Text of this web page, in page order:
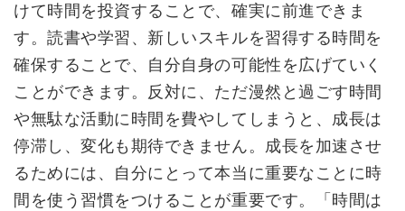
けて時間を投資することで、確実に前進できま
す。読書や学習、新しいスキルを習得する時間を
確保することで、自分自身の可能性を広げていく
ことができます。反対に、ただ漫然と過ごす時間
や無駄な活動に時間を費やしてしまうと、成長は
停滞し、変化も期待できません。成長を加速させ
るためには、自分にとって本当に重要なことに時
間を使う習慣をつけることが重要です。「時間は